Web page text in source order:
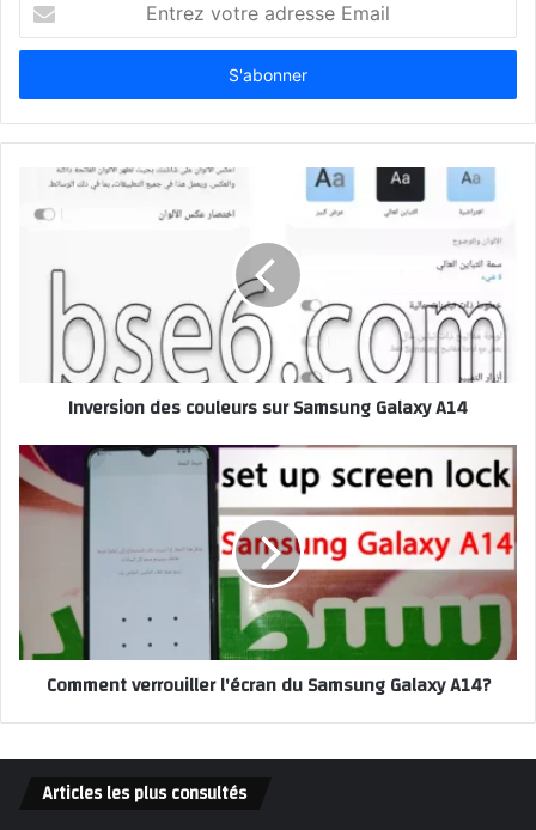
votre
adresse
Inversion des couleurs sur Samsung Galaxy A14
Comment verrouiller l'écran du Samsung Galaxy A14?
Articles les plus consultés